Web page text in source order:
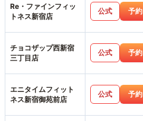
Re・ファインフィッ
トネス新宿店
公式 予約
チョコザップ西新宿
三丁目店
公式 予約
エニタイムフィット
ネス新宿御苑前店
公式 予約